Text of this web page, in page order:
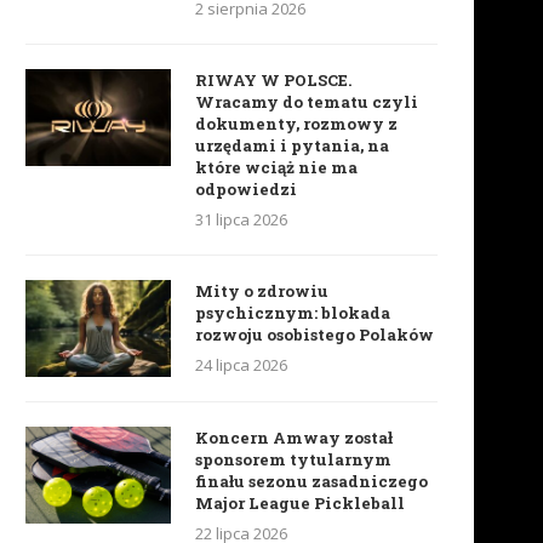
2 sierpnia 2026
RIWAY W POLSCE.
Wracamy do tematu czyli
dokumenty, rozmowy z
urzędami i pytania, na
które wciąż nie ma
odpowiedzi
31 lipca 2026
Mity o zdrowiu
psychicznym: blokada
rozwoju osobistego Polaków
24 lipca 2026
Koncern Amway został
sponsorem tytularnym
finału sezonu zasadniczego
Major League Pickleball
22 lipca 2026